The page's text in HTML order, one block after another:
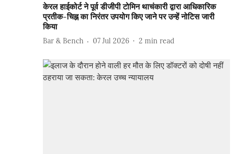
केरल हाईकोर्ट ने पूर्व डीजीपी टोमिन थाचंकारी द्वारा आधिकारिक
प्रतीक-चिह्न का निरंतर उपयोग किए जाने पर उन्हें नोटिस जारी
किया
Bar & Bench 07 Jul 2026 2 min read